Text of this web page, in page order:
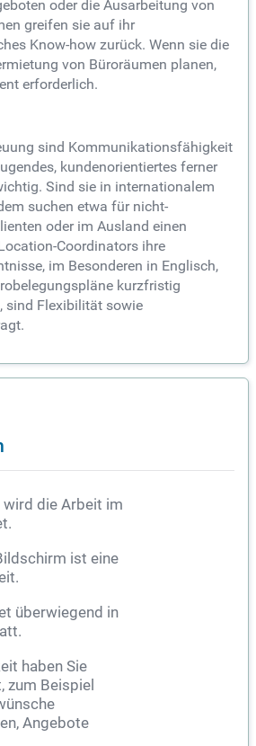
oder die Ausarbeitung von
greifen sie auf ihr
Know-how zurück. Wenn sie die
von Büroräumen planen,
erforderlich.
sind Kommunikationsfähigkeit
kundenorientiertes ferner
Sind sie in internationalem
suchen etwa für nicht-
oder im Ausland einen
Coordinators ihre
im Besonderen in Englisch,
kurzfristig
sind Flexibilität sowie
wird die Arbeit im
ist eine
überwiegend in
haben Sie
zum Beispiel
Angebote